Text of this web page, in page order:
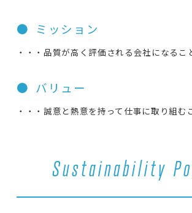
ミッション
・・・品質が高く評価される会社になるこ
バリュー
・・・誠意と熱意を持って仕事に取り組む
Sustainability